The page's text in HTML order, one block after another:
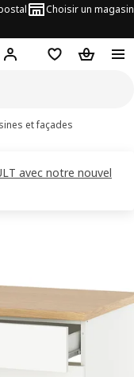
Choisir un magasin
Mon compteFavorisPanier
et façades
avec notre nouvel